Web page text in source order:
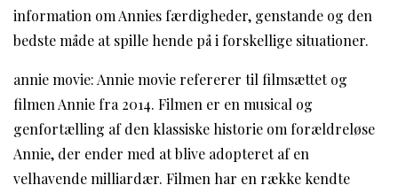
information om Annies færdigheder, genstande og den
bedste måde at spille hende på i forskellige situationer.
annie movie: Annie movie refererer til filmsættet og
filmen Annie fra 2014. Filmen er en musical og
genfortælling af den klassiske historie om forældreløse
Annie, der ender med at blive adopteret af en
velhavende milliardær. Filmen har en række kendte